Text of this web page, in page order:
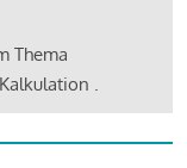
Thema
.